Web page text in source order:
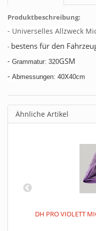
Produktbeschreibung:
- Universelles Allzweck
- bestens für den
- Grammatur: 320GSM
- Abmessungen: 40X40cm
Ähnliche Artikel
DH PRO VIOLETT